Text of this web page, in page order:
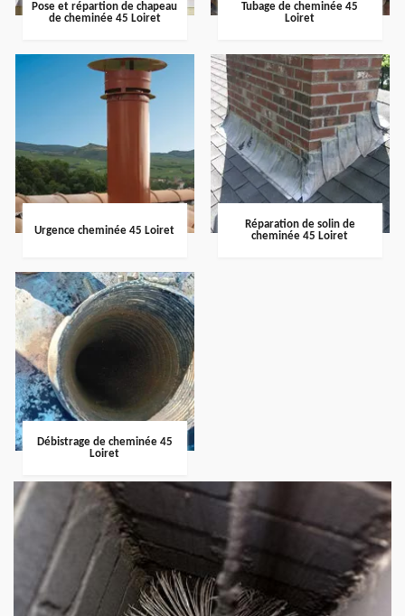
Pose et répartion de chapeau
de cheminée 45 Loiret
Tubage de cheminée 45
Loiret
Urgence cheminée 45 Loiret
Réparation de solin de
cheminée 45 Loiret
Débistrage de cheminée 45
Loiret